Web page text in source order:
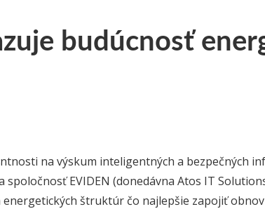
budúcnosť
na výskum inteligentných a bezpečných
EVIDEN (donedávna Atos IT
štruktúr čo najlepšie zapojiť